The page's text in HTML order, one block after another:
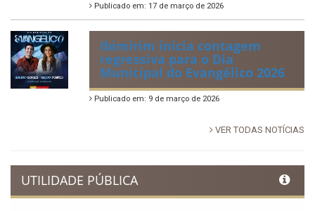
Publicado em: 17 de março de 2026
Ibimirim inicia contagem
regressiva para o Dia
Municipal do Evangélico 2026
Publicado em: 9 de março de 2026
VER TODAS NOTÍCIAS
UTILIDADE PÚBLICA